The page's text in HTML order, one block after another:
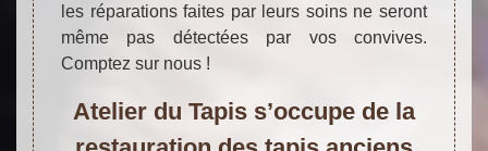
les réparations faites par leurs soins ne seront
même pas détectées par vos convives.
Comptez sur nous !
Atelier du Tapis s’occupe de la